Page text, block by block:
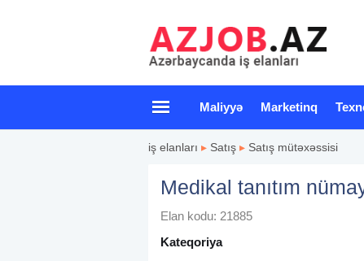
Maliyyə Marketinq
iş elanları ▸ Satış ▸ Satış mütəxəssisi
Medikal tanıtım
Elan kodu: 21885
Kateqoriya